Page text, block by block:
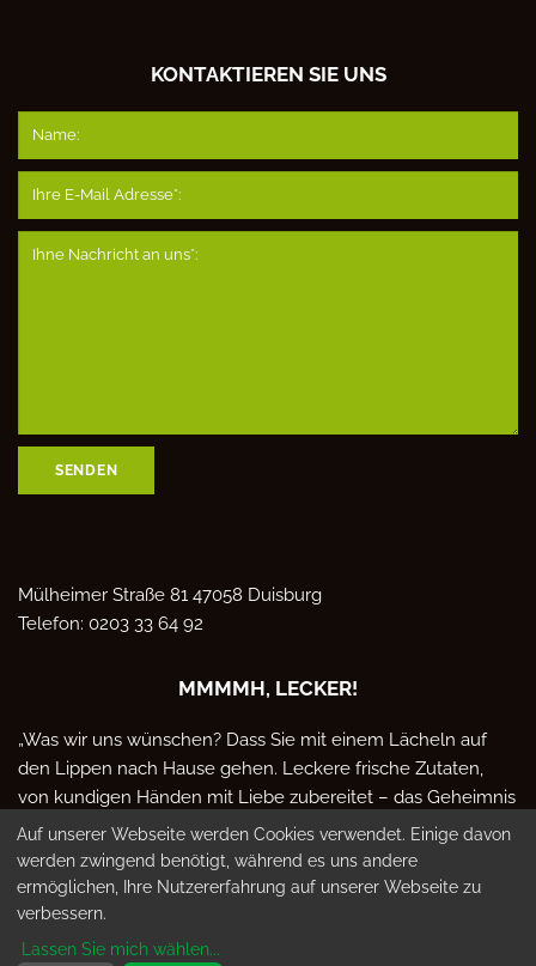
KONTAKTIEREN SIE UNS
Name:
Ihre E-Mail Adresse*:
Ihne Nachricht an uns*:
SENDEN
Mülheimer Straße 81 47058 Duisburg
Telefon: 0203 33 64 92
MMMMH, LECKER!
„Was wir uns wünschen? Dass Sie mit einem Lächeln auf
den Lippen nach Hause gehen. Leckere frische Zutaten,
von kundigen Händen mit Liebe zubereitet – das Geheimnis
der Thai-Küche liegt im Herzen. Mmmmh, lecker!“
CHAT WILLIG
Auf unserer Webseite werden Cookies verwendet. Einige davon
werden zwingend benötigt, während es uns andere
ermöglichen, Ihre Nutzererfahrung auf unserer Webseite zu
verbessern.
Lassen Sie mich wählen...